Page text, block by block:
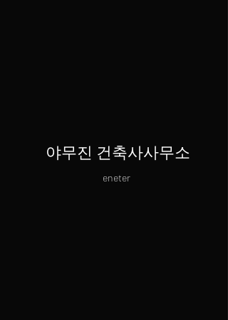
​야무진 건축사사무소
eneter